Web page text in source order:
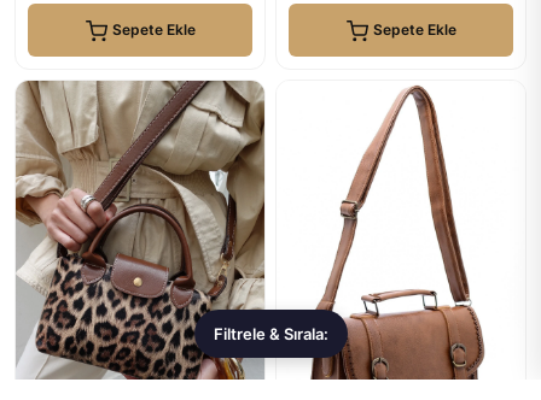
Sepete Ekle Sepete Ekle
Filtrele & Sırala: